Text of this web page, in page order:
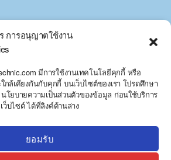
การอนุญาตใช้งาน
มีการใช้งานเทคโนโลยีคุกกี้ หรือ
ล้เคียงกันกับคุกกี้ บนเว็บไซต์ของเรา โปรดศึกษา
โยบายความเป็นส่วนตัวของข้อมูล ก่อนใช้บริการ
เว็บไซต์ ได้ที่ลิงค์ด้านล่าง
ยอมรับ
marketing cookies and
E
H
Y